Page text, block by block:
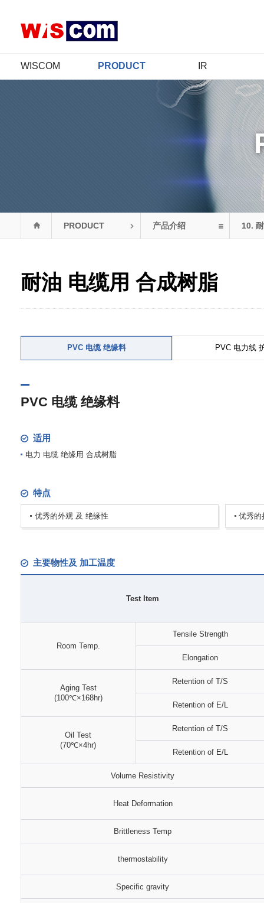
WISCOM PRODUCT IR
IR概要
股价信息
财务信息
公示信息
PRODUCT 产品介绍 10.
耐油 电缆用 合成树脂
PVC 电缆 绝缘料 PVC 电力线
PVC 电缆 绝缘料
适用
电力 电缆 绝缘用 合成树脂
特点
优秀的外观 及 绝缘性 优秀的
主要物性及 加工温度
Test Item
Room Temp.
Tensile Strength
Elongation
Aging Test
(100℃×168hr)
Retention of T/S
Retention of E/L
Oil Test
(70℃×4hr)
Retention of T/S
Retention of E/L
Volume Resistivity
Heat Deformation
Brittleness Temp
thermostability
Specific gravity